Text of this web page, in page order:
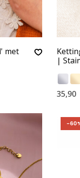
met
|
35,90
-